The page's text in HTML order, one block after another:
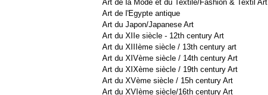
Art de la Mode et du Textile/Fashion & Textil Art
Art de l'Egypte antique
Art du Japon/Japanese Art
Art du XIIe siècle - 12th century Art
Art du XIIIème siècle / 13th century art
Art du XIVème siècle / 14th century Art
Art du XIXème siècle / 19th century Art
Art du XVème siècle / 15h century Art
Art du XVIème siècle/16th century Art